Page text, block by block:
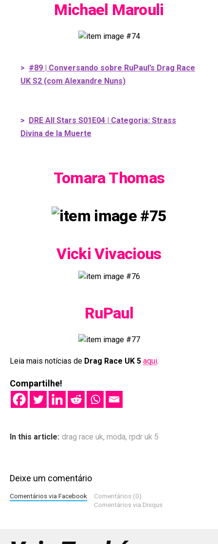
Michael Marouli
> #89 | Conversando sobre RuPaul’s Drag Race
UK S2 (com Alexandre Nuns)
> DRE All Stars S01E04 | Categoria: Strass
Divina de la Muerte
Tomara Thomas
Vicki Vivacious
RuPaul
Leia mais notícias de Drag Race UK 5 aqui.
Compartilhe!
In this article: drag race uk, moda, rpdr uk 5
Deixe um comentário
Comentários via Facebook
Comentários (0)
Comentários via Disqus